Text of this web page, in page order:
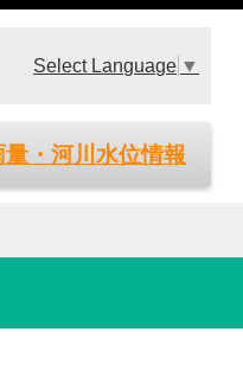
Select Language ▼
量・河川水位情報